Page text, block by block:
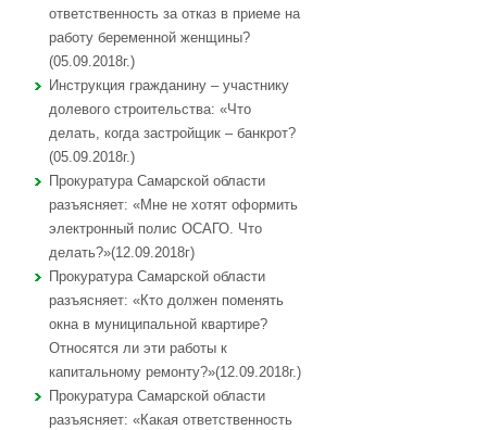
ответственность за отказ в приеме на
работу беременной женщины?
(05.09.2018г.)
Инструкция гражданину – участнику
долевого строительства: «Что
делать, когда застройщик – банкрот?
(05.09.2018г.)
Прокуратура Самарской области
разъясняет: «Мне не хотят оформить
электронный полис ОСАГО. Что
делать?»(12.09.2018г)
Прокуратура Самарской области
разъясняет: «Кто должен поменять
окна в муниципальной квартире?
Относятся ли эти работы к
капитальному ремонту?»(12.09.2018г.)
Прокуратура Самарской области
разъясняет: «Какая ответственность